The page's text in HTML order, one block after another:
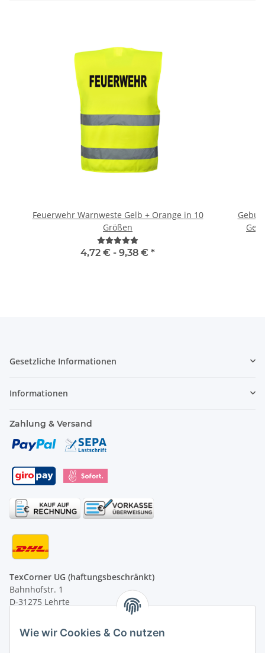
Feuerwehr Warnweste Gelb + Orange in 10
Größen
4,72 € - 9,38 € *
Gesetzliche Informationen
Informationen
Zahlung & Versand
TexCorner UG (haftungsbeschränkt)
Bahnhofstr. 1
D-31275 Lehrte
von 09:00 - 13:00 Uhr
Wie wir Cookies & Co nutzen